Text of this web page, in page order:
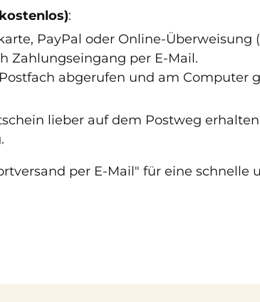
:
PayPal oder Online-Überweisung
Zahlungseingang per E-Mail.
abgerufen und am Computer
lieber auf dem Postweg
per E-Mail" für eine